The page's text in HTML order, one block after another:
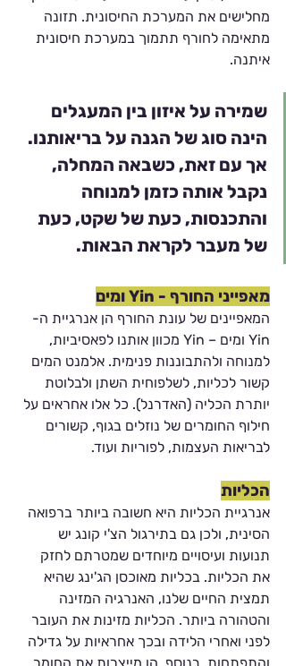
מחלישים את המערכת החיסונית. תזונה
מתאימה לחורף תתמוך במערכת חיסונית
איתנה.
שמירה על איזון בין המעגלים
הינה סוג של הגנה על בריאותנו.
אך עם זאת, כשבאה המחלה,
נקבל אותה כזמן למנוחה
והתכנסות, כעת של שקט, כעת
של מעבר לקראת הבאות.
מאפייני החורף - Yin ומים
המאפיינים של עונת החורף הן אנרגיית ה-
Yin ומים – Yin מכוון אותנו לפאסיביות,
למנוחה ולהתבוננות פנימית. אלמנט המים
קשור לכליות, לשלפוחית השתן ולבלוטת
יותרת הכליה (האדרנל). כל אלו אחראים על
חילוף החומרים של נוזלים בגוף, קשורים
לבריאות העצמות, לפוריות ועוד.
הכליות
אנרגיית הכליות היא חשובה ביותר ברפואה
הסינית, ולכן גם בתירגול הצ'י קונג יש
תנועות ועיסויים מיוחדים שמטרתם לחזק
את הכליות. בכליות מאוכסן הג'ינג שהיא
תמצית החיים שלנו, האנרגיה המזינה
והטהורה ביותר. הכליות מזינות את העובר
לפני ואחרי הלידה ובכך אחראיות על גדילה